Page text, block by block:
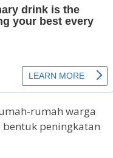
rumah warga
peningkatan